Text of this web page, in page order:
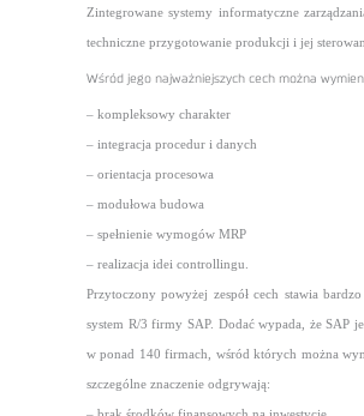
Zintegrowane systemy informatyczne
techniczne przygotowanie produkcji i jej
Wśród jego najważniejszych cech można
– kompleksowy charakter
– integracja procedur i danych
– orientacja procesowa
– modułowa budowa
– spełnienie wymogów MRP
– realizacja idei controllingu.
Przytoczony powyżej zespół cech stawia
system R/3 firmy SAP. Dodać wypada, że SAP
w ponad 140 firmach, wśród których można
szczególne znaczenie odgrywają: